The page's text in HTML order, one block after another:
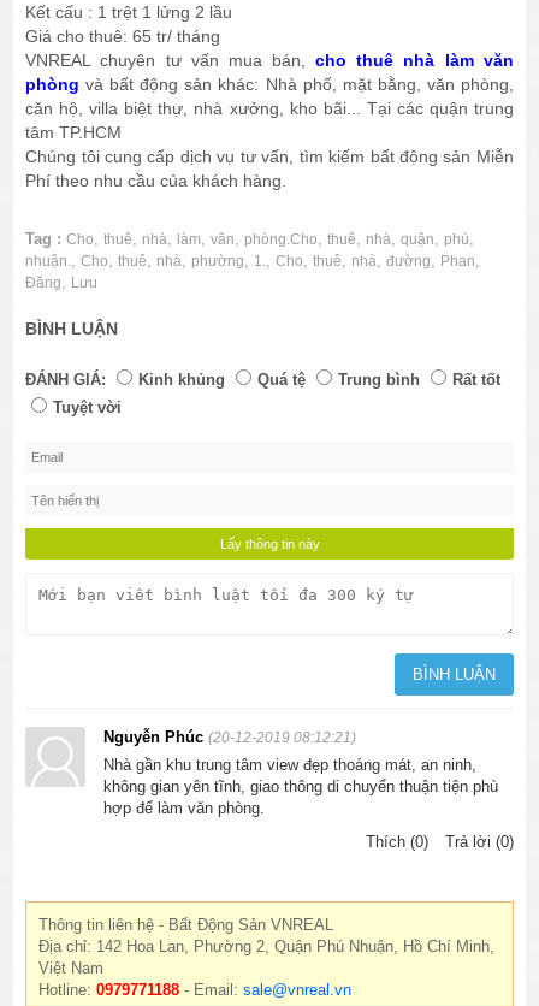
Kết cấu : 1 trệt 1 lửng 2 lầu
Giá cho thuê: 65 tr/ tháng
VNREAL chuyên tư vấn mua bán,cho thuê nhà làm văn
phòng và bất động sản khác: Nhà phố, mặt bằng, văn phòng,
căn hộ, villa biệt thự, nhà xưởng, kho bãi... Tại các quận trung
tâm TP.HCM
Chúng tôi cung cấp dịch vụ tư vấn, tìm kiếm bất động sản Miễn
Phí theo nhu cầu của khách hàng.
Tag : Cho,thuê, nhà, làm,văn, phòng.Cho,thuê, nhà,quận, phú,
nhuận.,Cho,thuê, nhà, phường, 1.,Cho,thuê, nhà,đường, Phan,
Đăng, Lưu
BÌNH LUẬN
ĐÁNH GIÁ: Kinh khủng Quá tệ Trung bình
Rất tốt
Tuyệt vời
Nguyễn Phúc(20-12-2019 08:12:21)
Nhà gần khu trung tâm view đẹp thoáng mát, an ninh,
không gian yên tĩnh, giao thông di chuyển thuận tiện phù
hợp để làm văn phòng.
Thích (0)
Trả lời (0)
Thông tin liên hệ - Bất Động Sản VNREAL
Địa chỉ: 142 Hoa Lan, Phường 2, Quận Phú Nhuận, Hồ Chí Minh,
Việt Nam
Hotline:0979771188 - Email:sale@vnreal.vn